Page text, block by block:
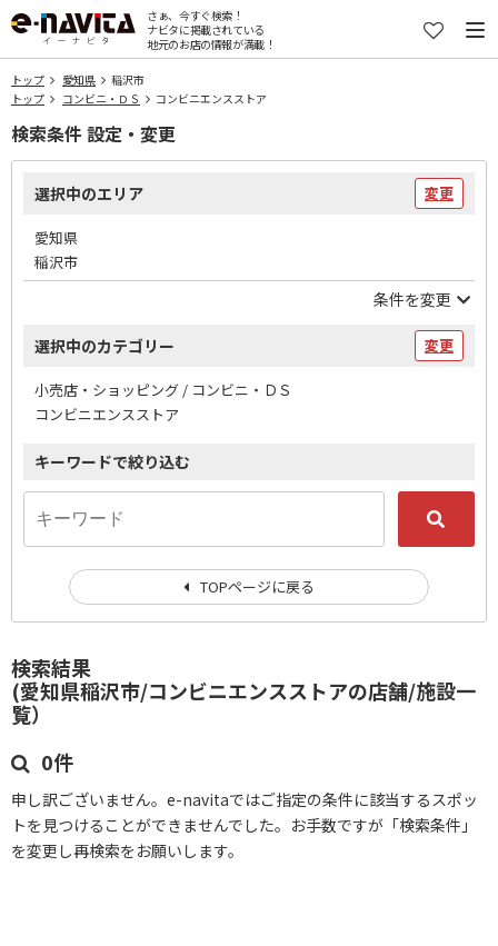
さぁ、今すぐ検索！
ナビタに掲載されている
地元のお店の情報が満載！
トップ 愛知県
稲沢市
トップ
コンビニ・ＤＳ コンビニエンスストア
検索結果
(愛知県稲沢市/コンビニエンスストアの店舗/施設一
覧）
0件
申し訳ございません。e-navitaではご指定の条件に該当するスポッ
トを見つけることができませんでした。お手数ですが「検索条件」
を変更し再検索をお願いします。
検索条件 設定・変更
選択中のエリア 変更
愛知県
稲沢市
条件を変更
選択中のカテゴリー 変更
小売店・ショッピング / コンビニ・ＤＳ
コンビニエンスストア
キーワードで絞り込む
TOPページに戻る